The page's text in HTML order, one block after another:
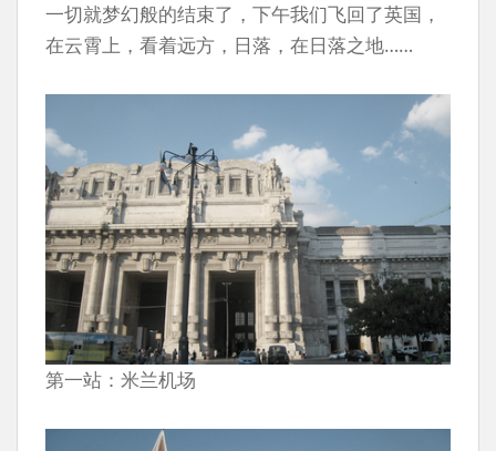
一切就梦幻般的结束了，下午我们飞回了英国，
在云霄上，看着远方，日落，在日落之地……
第一站：米兰机场